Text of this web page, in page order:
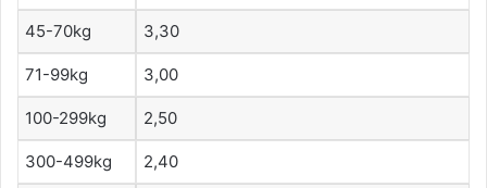
45-70kg 3,30
71-99kg 3,00
100-299kg 2,50
300-499kg 2,40